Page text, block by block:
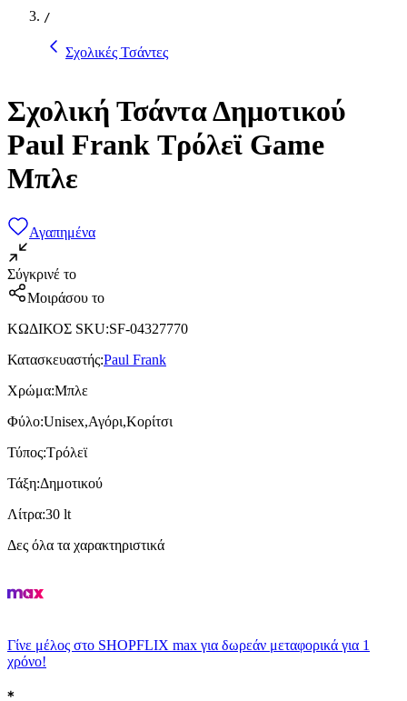
/
Σχολικές Τσάντες
Σχολική Τσάντα Δημοτικού
Paul Frank Τρόλεϊ Game
Μπλε
Αγαπημένα
Σύγκρινέ το
Μοιράσου το
ΚΩΔΙΚΟΣ SKU:SF-04327770
Κατασκευαστής:Paul Frank
Χρώμα:Μπλε
Φύλο:Unisex,Αγόρι,Κορίτσι
Τύπος:Τρόλεϊ
Τάξη:Δημοτικού
Λίτρα:30 lt
Δες όλα τα χαρακτηριστικά
Γίνε μέλος στο SHOPFLIX max για δωρεάν μεταφορικά για 1
χρόνο!